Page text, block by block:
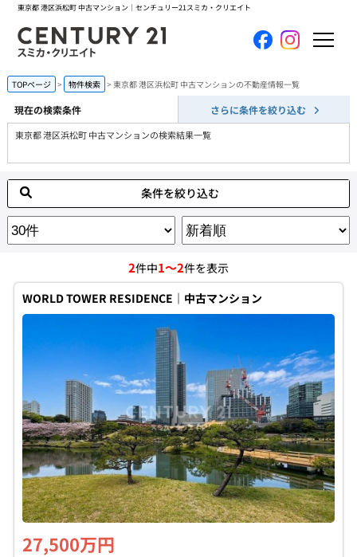
東京都 港区浜松町 中古マンション｜センチュリー21スミカ・クリエイト
ホーム
当社について
買いたい
売りたい
コンテンツ
採用情報
会員メニュー
個人情報保護の取扱い 会員規約 サイトマップ
TOPページ 物件検索 東京都 港区浜松町 中古マンションの不動産情報一覧
現在の検索条件 さらに条件を絞り込む
東京都 港区浜松町 中古マンションの検索結果一覧
条件を絞り込む
2件中1～2件を表示
WORLD TOWER RESIDENCE｜中古マンション
27,500万円